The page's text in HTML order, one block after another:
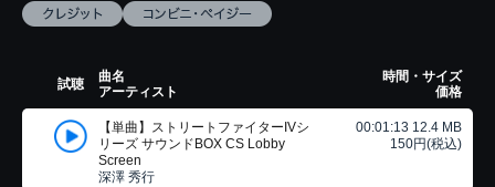
試聴
曲名
アーティスト
時間・サイズ
価格
【単曲】ストリートファイターIVシ
リーズ サウンドBOX CS Lobby
Screen
深澤 秀行
00:01:13 12.4 MB
150円(税込)